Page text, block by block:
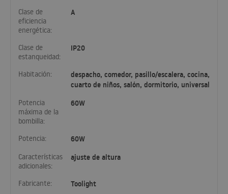
Clase de
eficiencia
energética:
A
Clase de
estanqueidad:
IP20
Habitación:
despacho, comedor, pasillo/escalera, cocina,
cuarto de niños, salón, dormitorio, universal
Potencia
máxima de la
bombilla:
60W
Potencia: 60W
Características
adicionales:
ajuste de altura
Fabricante: Toolight